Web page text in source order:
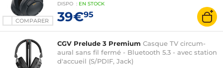
COMPARER
DISPO : EN STOCK
39€95
CGV Prelude 3 Premium Casque TV circum-
aural sans fil fermé - Bluetooth 5.3 - avec station
d'accueil (S/PDIF, Jack)